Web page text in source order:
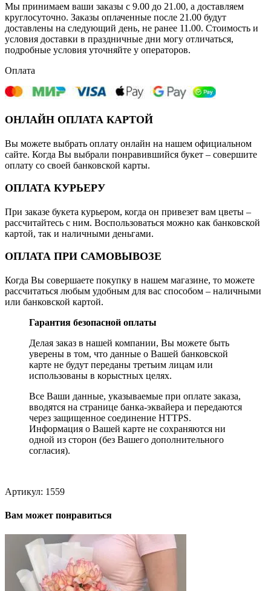
Мы принимаем ваши заказы с 9.00 до 21.00, а доставляем
круглосуточно. Заказы оплаченные после 21.00 будут
доставлены на следующий день, не ранее 11.00. Стоимость и
условия доставки в праздничные дни могу отличаться,
подробные условия уточняйте у операторов.
Оплата
ОНЛАЙН ОПЛАТА КАРТОЙ
Вы можете выбрать оплату онлайн на нашем официальном
сайте. Когда Вы выбрали понравившийся букет – совершите
оплату со своей банковской карты.
ОПЛАТА КУРЬЕРУ
При заказе букета курьером, когда он привезет вам цветы –
рассчитайтесь с ним. Воспользоваться можно как банковской
картой, так и наличными деньгами.
ОПЛАТА ПРИ САМОВЫВОЗЕ
Когда Вы совершаете покупку в нашем магазине, то можете
рассчитаться любым удобным для вас способом – наличными
или банковской картой.
Гарантия безопасной оплаты
Делая заказ в нашей компании, Вы можете быть
уверены в том, что данные о Вашей банковской
карте не будут переданы третьим лицам или
использованы в корыстных целях.
Все Ваши данные, указываемые при оплате заказа,
вводятся на странице банка-эквайера и передаются
через защищенное соединение HTTPS.
Информация о Вашей карте не сохраняются ни
одной из сторон (без Вашего дополнительного
согласия).
Артикул: 1559
Вам может понравиться